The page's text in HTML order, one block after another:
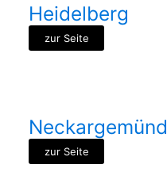
Heidelberg
zur Seite
Neckargemünd
zur Seite